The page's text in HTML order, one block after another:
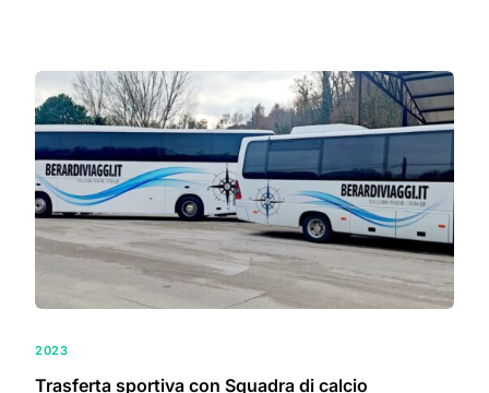
2023
Trasferta sportiva con Squadra di calcio